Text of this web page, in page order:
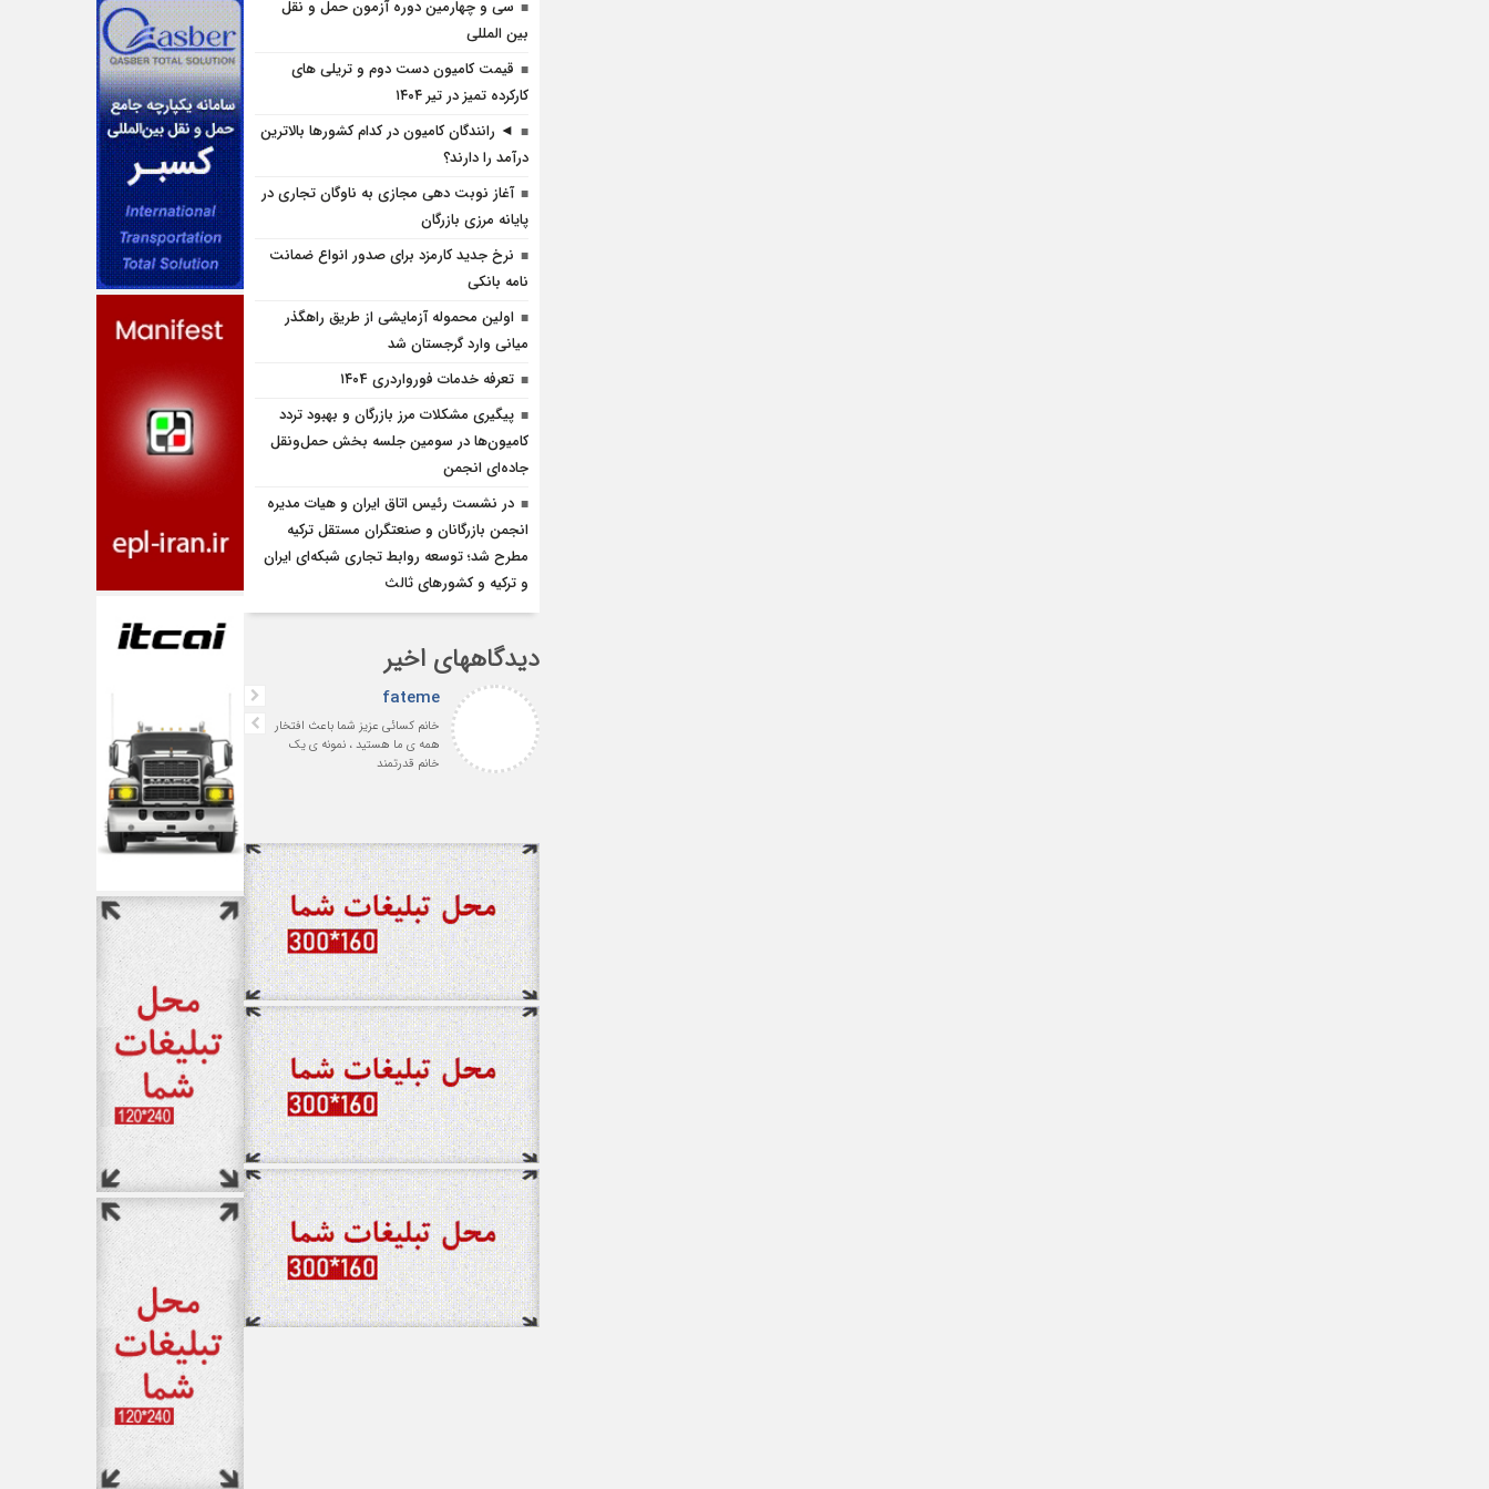
سی و چهارمین دوره آزمون حمل و نقل
بین المللی
قیمت کامیون دست دوم و تریلی‌ های
کارکرده تمیز در تیر ۱۴۰۴
◄ رانندگان کامیون در کدام کشورها بالاترین
درآمد را دارند؟
آغاز نوبت دهی مجازی به ناوگان تجاری در
پایانه مرزی بازرگان
نرخ جدید کارمزد برای صدور انواع ضمانت
نامه بانکی
اولین محموله آزمایشی از طریق راهگذر
میانی وارد گرجستان شد
تعرفه خدمات فورواردری ۱۴۰4
پیگیری مشکلات مرز بازرگان و بهبود تردد
کامیون‌ها در سومین جلسه بخش حمل‌ونقل
جاده‌ای انجمن
در نشست رئیس اتاق ایران و هیات مدیره
انجمن بازرگانان و صنعتگران مستقل ترکیه
مطرح شد؛ توسعه روابط تجاری شبکه‌ای ایران
و ترکیه و کشورهای ثالث
دیدگاههای اخیر
با سپاس فراوان از جناب آقای
سمساری‌لر پیشکسوت
رئیس اسبق انجمن صنفی
شرکت‌های حمل‌ونقل
ایران
fateme
خانم کسائی عزیز شما باعث افتخار
همه ی ما هستید ، نمونه ی یک
خانم قدرتمند